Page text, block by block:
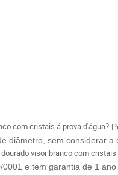
com cristais á prova d'água?
diâmetro, sem considerar
visor branco com cristais
e tem garantia de 1